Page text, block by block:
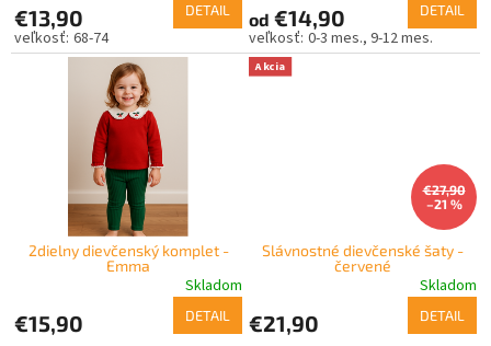
t
o
€13,90 DETAIL
68-74
od €14,90 DETAIL
0-3 mes. 9-12 mes.
2dielny dievčenský komplet -
Emma
Skladom
€15,90 DETAIL
Akcia
€27,90
–21 %
Slávnostné dievčenské šaty -
červené
Skladom
€21,90 DETAIL